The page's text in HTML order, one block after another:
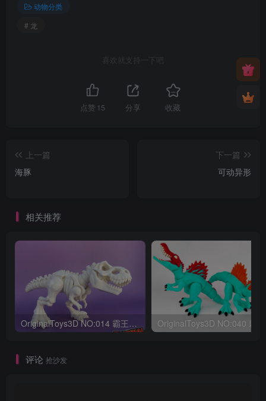
动物分类
# 龙
喜欢就支持一下吧
点赞 15 分享 收藏
上一篇
海豚
下一篇
可动异形
相关推荐
OriginalToys3D NO:014 霸王龙骨架
评论 抢沙发